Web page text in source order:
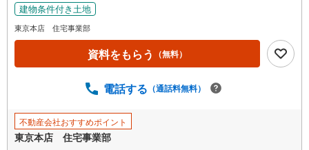
建物条件付き土地
東京本店 住宅事業部
資料をもらう （無料）
電話する （通話料無料）
不動産会社おすすめポイント
東京本店 住宅事業部